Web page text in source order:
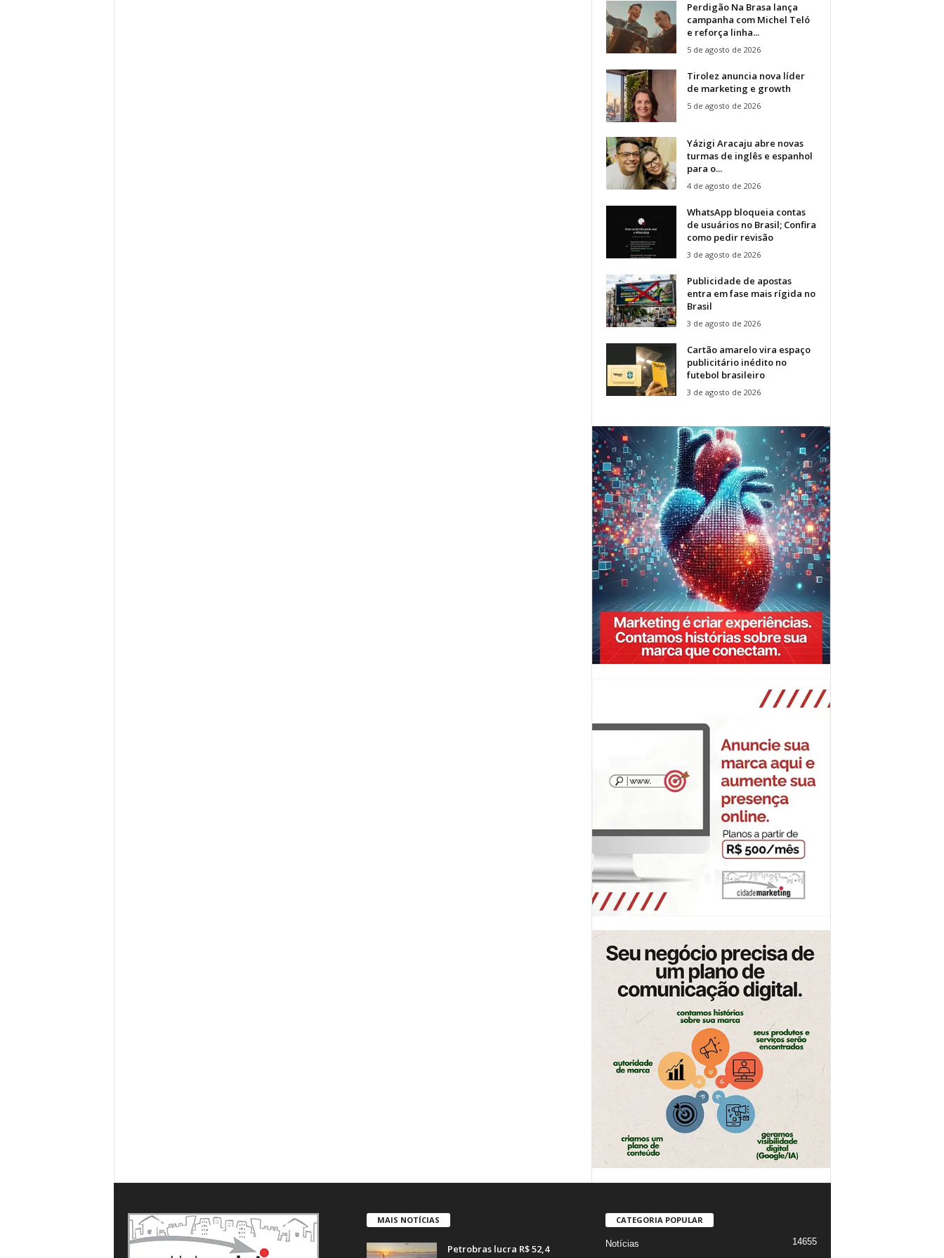
Perdigão Na Brasa lança
campanha com Michel Teló
e reforça linha...
5 de agosto de 2026
Tirolez anuncia nova líder
de marketing e growth
5 de agosto de 2026
Yázigi Aracaju abre novas
turmas de inglês e espanhol
para o...
4 de agosto de 2026
WhatsApp bloqueia contas
de usuários no Brasil; Confira
como pedir revisão
3 de agosto de 2026
Publicidade de apostas
entra em fase mais rígida no
Brasil
3 de agosto de 2026
Cartão amarelo vira espaço
publicitário inédito no
futebol brasileiro
3 de agosto de 2026
MAIS NOTÍCIAS
Petrobras lucra R$ 52,4
CATEGORIA POPULAR
Notícias
14655